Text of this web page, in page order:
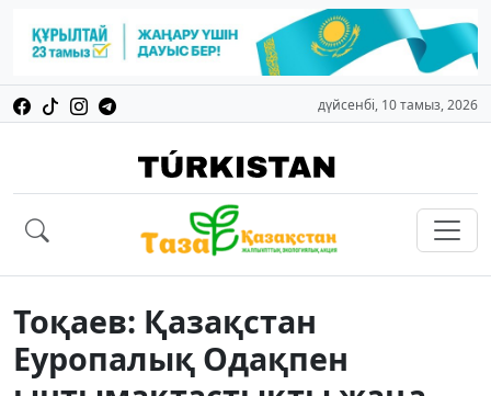
дүйсенбі, 10 тамыз, 2026
Тоқаев: Қазақстан
Еуропалық Одақпен